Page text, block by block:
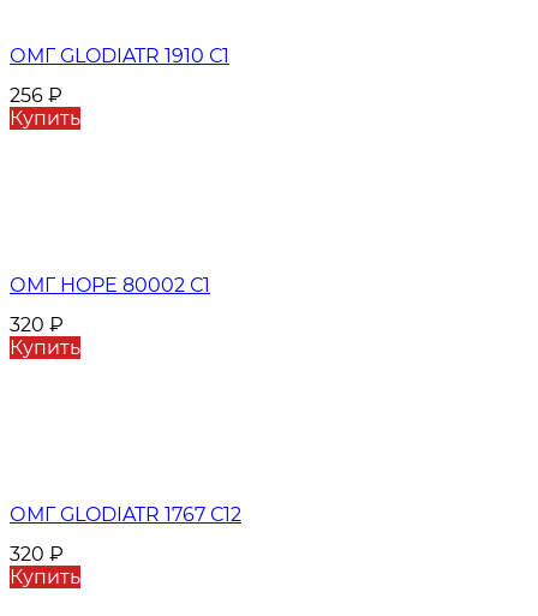
ОМГ GLODIATR 1910 С1
256 ₽
Купить
ОМГ HOPE 80002 С1
320 ₽
Купить
ОМГ GLODIATR 1767 С12
320 ₽
Купить